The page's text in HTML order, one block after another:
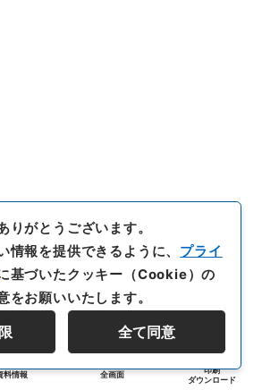
料情報 全画面
印刷
ダウンロード
りがとうございます。
情報を提供できるように、 プライ
基づいたクッキー（Cookie）の
をお願いいたします。
全て同意